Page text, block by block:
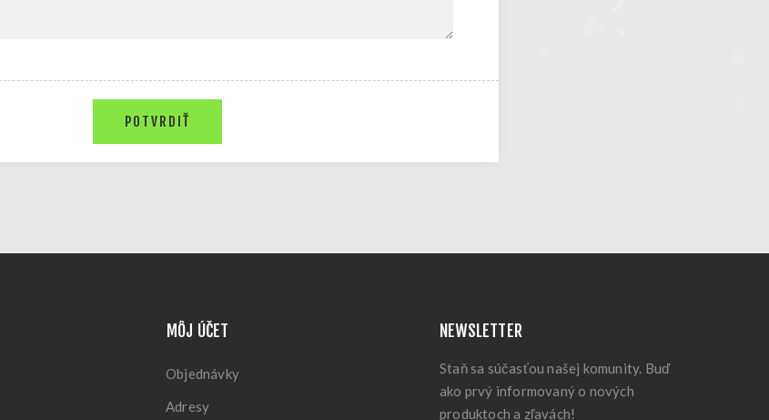
POTVRDIŤ
MÔJ ÚČET
Objednávky
Adresy
NEWSLETTER
Staň sa súčasťou našej komunity. Buď
ako prvý informovaný o nových
produktoch a zľavách!